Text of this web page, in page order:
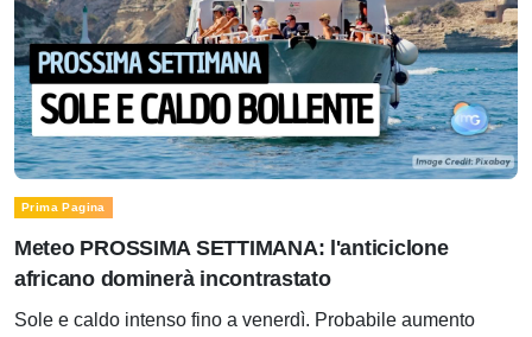
Prima Pagina
Meteo PROSSIMA SETTIMANA: l'anticiclone
africano dominerà incontrastato
Sole e caldo intenso fino a venerdì. Probabile aumento